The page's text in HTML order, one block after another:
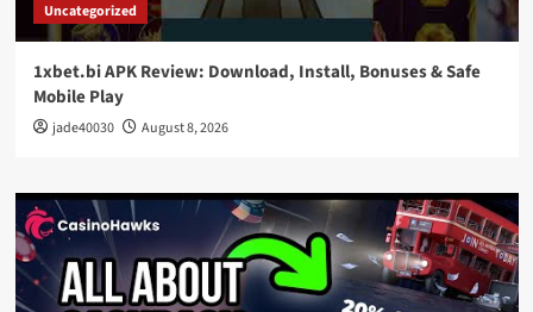
Uncategorized
1xbet.bi APK Review: Download, Install, Bonuses & Safe
Mobile Play
jade40030 August 8, 2026